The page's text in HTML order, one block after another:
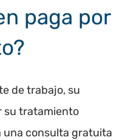
paga por
de trabajo, su
su tratamiento
una consulta gratuita